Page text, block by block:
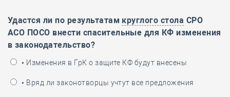
Удастся ли по результатам круглого стола СРО
АСО ПОСО внести спасительные для КФ изменения
в законодательство?
• Изменения в ГрК о защите КФ будут внесены
• Вряд ли законотворцы учтут все предложения